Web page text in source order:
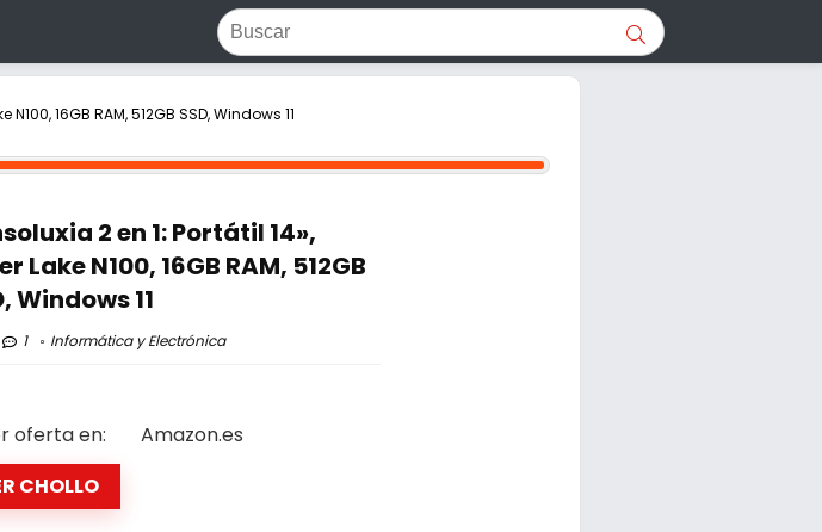
16GB RAM, 512GB SSD, Windows 11
2 en 1: Portátil 14»,
Lake N100, 16GB RAM, 512GB
Windows 11
1 Informática y Electrónica
oferta en:
Amazon.es
CHOLLO